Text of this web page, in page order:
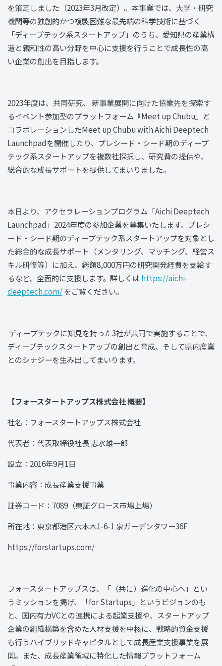
を策定しました（2023年3月改定）。本事業では、大学・研究
機関等の独創的かつ複製困難な最先端の科学技術に基づく
「ディープテック系スタートアップ」のうち、愛知県の産業構
造と親和性の高い分野を中心に支援を行うことで成長性の高
い企業の創出を目指します。
2023年度は、共同研究、 新事業展開に向けた協業先を探索す
るイベント参加型のプラットフォーム『Meet up Chubu』と
コラボレーションしたMeet up Chubu with Aichi Deeptech
Launchpadを開催したり、プレシード・シード期のディープ
テック系スタートアップを複数社採択し、研究費の提供や、
総合的な成長サポートを提供してまいりました。
本日より、アクセラレーションプログラム「Aichi Deeptech
Launchpad」2024年度の参加企業を募集いたします。プレシ
ード・シード期のディープテック系スタートアップを対象とし
た総合的な成長サポート（メンタリング、マッチング、経営ス
キル研修等）に加え、総額8,000万円の研究開発経費を支給す
るなど、全面的に支援します。詳しくは https://aichi-
deeptech.com/をご覧ください。
ディープテックに知見を持った3社が共同で実施することで、
ディープテックスタートアップの創出と育成、そして県内産業
とのシナジーを生み出してまいります。
【フォースタートアップス株式会社 概要】
社名：フォースタートアップス株式会社
代表者：代表取締役社長 志水雄一郎
設立：2016年9月1日
事業内容：成長産業支援事業
証券コード：7089（東証グロース市場上場）
所在地：東京都港区六本木1-6-1 泉ガーデンタワー36F
https://forstartups.com/
フォースタートアップスは、「（共に）進化の中心へ」とい
うミッションを掲げ、「for Startups」というビジョンのも
と、国内有力VCとの連携による起業支援や、スタートアップ
企業の組織構築を含めた人材支援を中核に、戦略的資金支援
も行うハイブリッドキャピタルとして成長産業支援事業を展
開。また、成長産業領域に特化した情報プラットフォーム